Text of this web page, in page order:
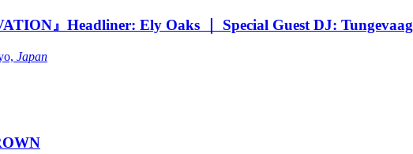
』Headliner: Ely Oaks ｜ Special Guest DJ: Tungevaag
Japan